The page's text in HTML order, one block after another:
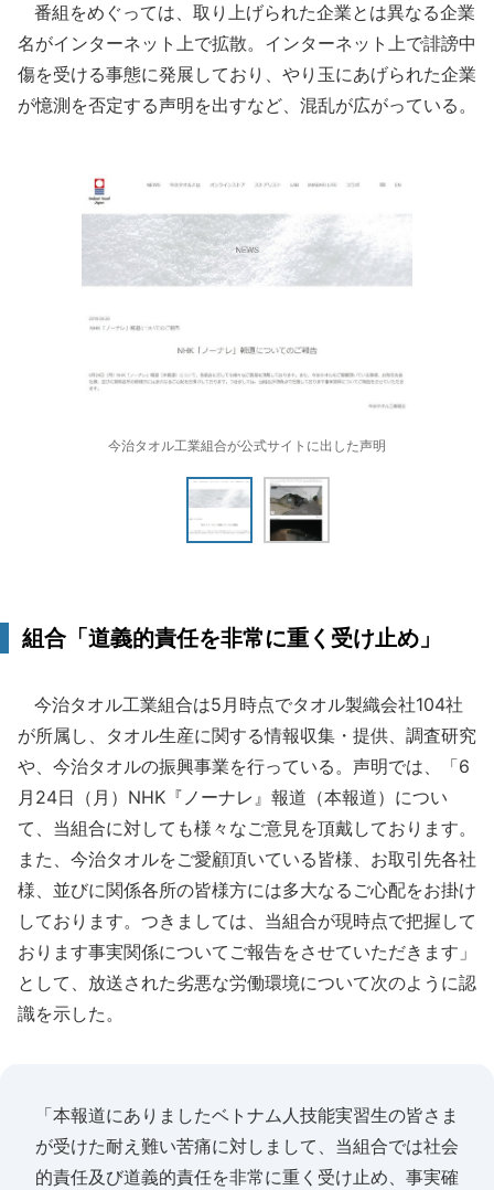
番組をめぐっては、取り上げられた企業とは異なる企業
名がインターネット上で拡散。インターネット上で誹謗中
傷を受ける事態に発展しており、やり玉にあげられた企業
が憶測を否定する声明を出すなど、混乱が広がっている。
今治タオル工業組合が公式サイトに出した声明
組合「道義的責任を非常に重く受け止め」
今治タオル工業組合は5月時点でタオル製織会社104社
が所属し、タオル生産に関する情報収集・提供、調査研究
や、今治タオルの振興事業を行っている。声明では、「6
月24日（月）NHK『ノーナレ』報道（本報道）につい
て、当組合に対しても様々なご意見を頂戴しております。
また、今治タオルをご愛顧頂いている皆様、お取引先各社
様、並びに関係各所の皆様方には多大なるご心配をお掛け
しております。つきましては、当組合が現時点で把握して
おります事実関係についてご報告をさせていただきます」
として、放送された劣悪な労働環境について次のように認
識を示した。
「本報道にありましたベトナム人技能実習生の皆さま
が受けた耐え難い苦痛に対しまして、当組合では社会
的責任及び道義的責任を非常に重く受け止め、事実確